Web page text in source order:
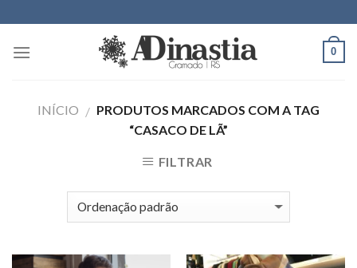
to
content
0
INÍCIO / PRODUTOS MARCADOS COM A TAG
“CASACO DE LÃ”
FILTRAR